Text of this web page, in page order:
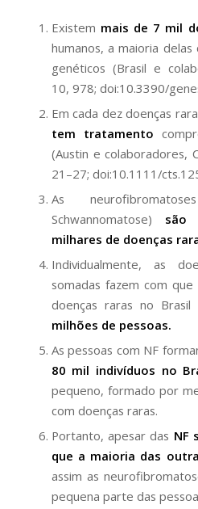
Existem mais de 7 mil
humanos, a maioria
genéticos (Brasil e
10, 978; doi:10.3390/
Em cada dez doenças
tem tratamento
(Austin e colaboradores,
21–27; doi:10.1111/
As
Schwannomatose) são
milhares de doenças
Individualmente, as
somadas fazem com
doenças raras no Brasil
milhões de pessoas.
As pessoas com NF
80 mil indivíduos no
pequeno, formado por
com doenças raras.
Portanto, apesar das NF
que a maioria das
assim as
pequena parte das